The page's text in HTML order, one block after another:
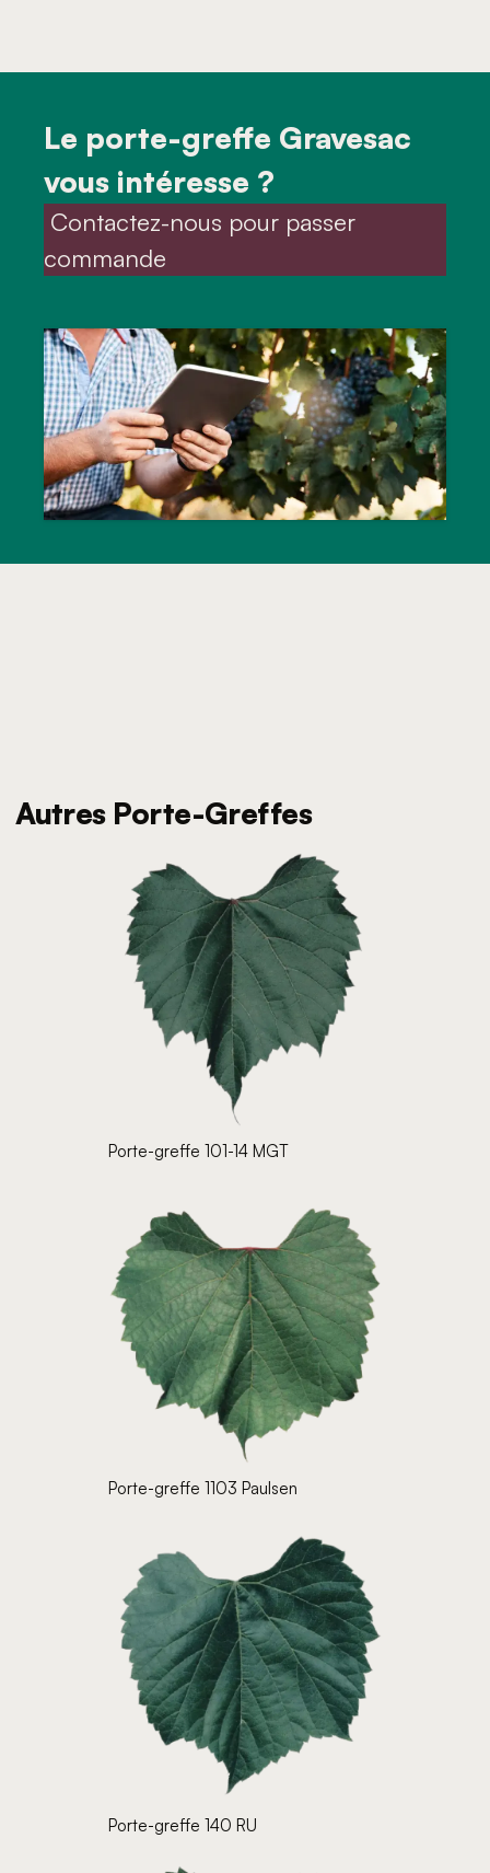
Le porte-greffe Gravesac
vous intéresse ?
commande
Autres Porte-Greffes
Porte-greffe 101-14 MGT
Porte-greffe 1103 Paulsen
Porte-greffe 140 RU